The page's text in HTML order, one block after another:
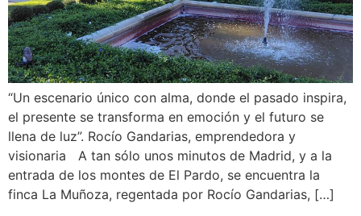
“Un escenario único con alma, donde el pasado inspira,
el presente se transforma en emoción y el futuro se
llena de luz”. Rocío Gandarias, emprendedora y
visionaria A tan sólo unos minutos de Madrid, y a la
entrada de los montes de El Pardo, se encuentra la
finca La Muñoza, regentada por Rocío Gandarias, […]